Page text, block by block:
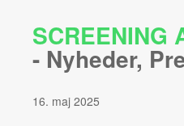
SCREENING
- Nyheder,
16. maj 2025